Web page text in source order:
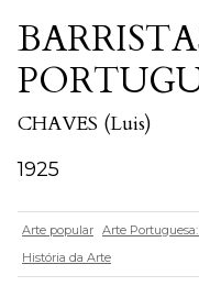
CHAVES (Luis)
1925
Arte popular Arte
História da Arte